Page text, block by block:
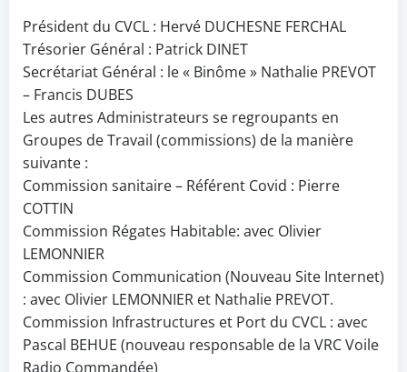
Président du CVCL : Hervé DUCHESNE FERCHAL
Trésorier Général : Patrick DINET
Secrétariat Général : le « Binôme » Nathalie PREVOT
– Francis DUBES
Les autres Administrateurs se regroupants en
Groupes de Travail (commissions) de la manière
suivante :
Commission sanitaire – Référent Covid : Pierre
COTTIN
Commission Régates Habitable: avec Olivier
LEMONNIER
Commission Communication (Nouveau Site Internet)
: avec Olivier LEMONNIER et Nathalie PREVOT.
Commission Infrastructures et Port du CVCL : avec
Pascal BEHUE (nouveau responsable de la VRC Voile
Radio Commandée)